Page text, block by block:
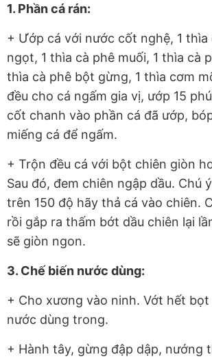
1. Phần cá rán:
+ Ướp cá với nước cốt nghệ, 1 thìa
ngọt, 1 thìa cà phê muối, 1 thìa cà
thìa cà phê bột gừng, 1 thìa cơm
đều cho cá ngấm gia vị, ướp 15
cốt chanh vào phần cá đã ướp,
miếng cá để ngấm.
+ Trộn đều cá với bột chiên giòn
Sau đó, đem chiên ngập dầu. Chú
trên 150 độ hãy thả cá vào chiên.
rồi gắp ra thấm bớt dầu chiên lại
sẽ giòn ngon.
3. Chế biến nước dùng:
+ Cho xương vào ninh. Vớt hết
nước dùng trong.
+ Hành tây, gừng đập dập, nướng